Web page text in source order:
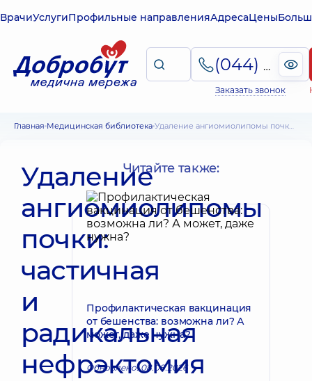
ВрачиУслугиПрофильные направленияАдресаЦены
(044) 495-2-888
Заказать звонок
Главная Медицинская библиотека Удаление ангиомиолипомы почки: частичная и радикальная нефрэктомия
Удаление
ангиомиолипомы
почки:
частичная
и
радикальная
нефрэктомия
Читайте также:
Профилактическая вакцинация
от бешенства: возможна ли? А
может, даже нужна?
Обновлено: 08.08.2026